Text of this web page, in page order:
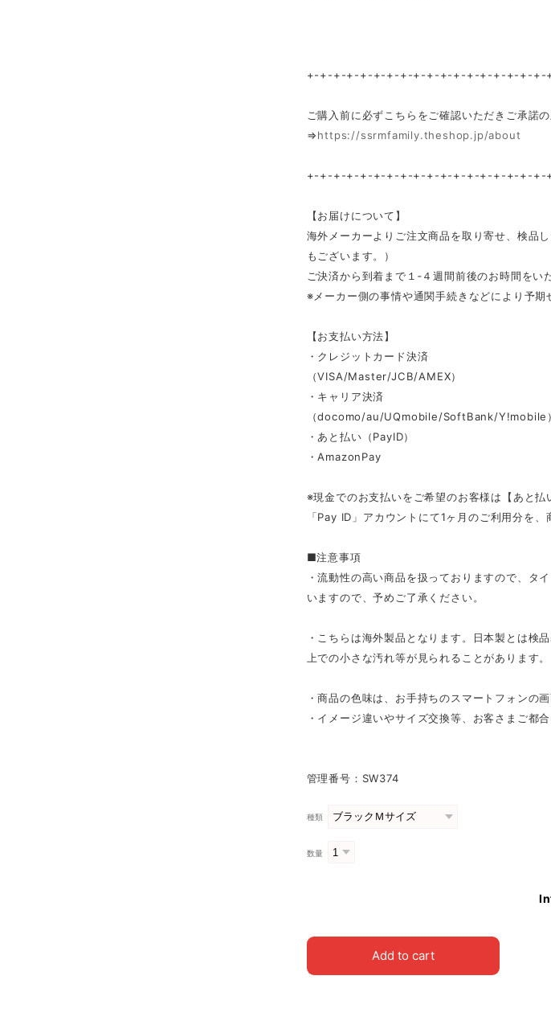
+-+-+-+-+-+-+-+-+-+-+-+-+-+-+-+-+-+-
ご購入前に必ずこちらをご確認いただきご承諾の
⇒https://ssrmfamily.theshop.jp/about
+-+-+-+-+-+-+-+-+-+-+-+-+-+-+-+-+-+-
【お届けについて】
海外メーカーよりご注文商品を取り寄せ、検品
もございます。）
ご決済から到着まで１‐４週間前後のお時間をい
※メーカー側の事情や通関手続きなどにより予期
【お支払い方法】
・クレジットカード決済
（VISA/Master/JCB/AMEX）
・キャリア決済
（docomo/au/UQmobile/SoftBank/Y!mobile
・あと払い（PayID）
・AmazonPay
※現金でのお支払いをご希望のお客様は【あと払
「Pay ID」アカウントにて1ヶ月のご利用分を
■注意事項
・流動性の高い商品を扱っておりますので、タ
いますので、予めご了承ください。
・こちらは海外製品となります。日本製とは検
上での小さな汚れ等が見られることがあります。
・商品の色味は、お手持ちのスマートフォンの
・イメージ違いやサイズ交換等、お客さまご都
管理番号：SW374
種類
数量
Add to cart